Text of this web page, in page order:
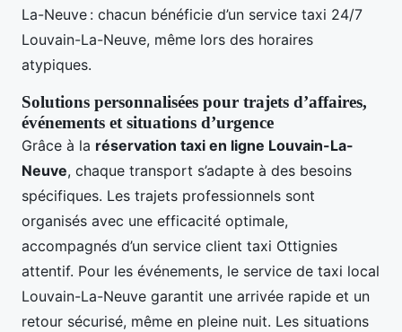
La-Neuve : chacun bénéficie d’un service taxi 24/7
Louvain-La-Neuve, même lors des horaires
atypiques.
Solutions personnalisées pour trajets d’affaires,
événements et situations d’urgence
Grâce à la réservation taxi en ligne Louvain-La-
Neuve, chaque transport s’adapte à des besoins
spécifiques. Les trajets professionnels sont
organisés avec une efficacité optimale,
accompagnés d’un service client taxi Ottignies
attentif. Pour les événements, le service de taxi local
Louvain-La-Neuve garantit une arrivée rapide et un
retour sécurisé, même en pleine nuit. Les situations